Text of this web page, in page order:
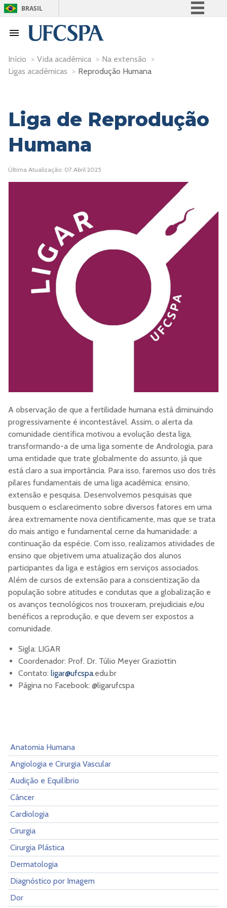
BRASIL
Participe
Acesso à informação
Início > Vida acadêmica > Na extensão >
Ligas acadêmicas > Reprodução Humana
Liga de Reprodução
Humana
Última Atualização: 07 Abril 2025
A observação de que a fertilidade humana está diminuindo
progressivamente é incontestável. Assim, o alerta da
comunidade científica motivou a evolução desta liga,
transformando-a de uma liga somente de Andrologia, para
uma entidade que trate globalmente do assunto, já que
está claro a sua importância. Para isso, faremos uso dos três
pilares fundamentais de uma liga acadêmica: ensino,
extensão e pesquisa. Desenvolvemos pesquisas que
busquem o esclarecimento sobre diversos fatores em uma
área extremamente nova cientificamente, mas que se trata
do mais antigo e fundamental cerne da humanidade: a
continuação da espécie. Com isso, realizamos atividades de
ensino que objetivem uma atualização dos alunos
participantes da liga e estágios em serviços associados.
Além de cursos de extensão para a conscientização da
população sobre atitudes e condutas que a globalização e
os avanços tecnológicos nos trouxeram, prejudiciais e/ou
benéficos a reprodução, e que devem ser expostos a
comunidade.
Sigla: LIGAR
Coordenador: Prof. Dr. Túlio Meyer Graziottin
Contato: ligar@ufcspa.edu.br
Página no Facebook: @ligarufcspa
Anatomia Humana
Angiologia e Cirurgia Vascular
Audição e Equilíbrio
Câncer
Cardiologia
Cirurgia
Cirurgia Plástica
Dermatologia
Diagnóstico por Imagem
Dor